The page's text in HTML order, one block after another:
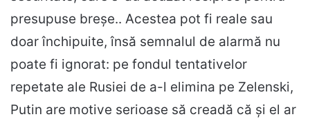
presupuse breșe.. Acestea pot fi reale sau
doar închipuite, însă semnalul de alarmă nu
poate fi ignorat: pe fondul tentativelor
repetate ale Rusiei de a-l elimina pe Zelenski,
Putin are motive serioase să creadă că și el ar